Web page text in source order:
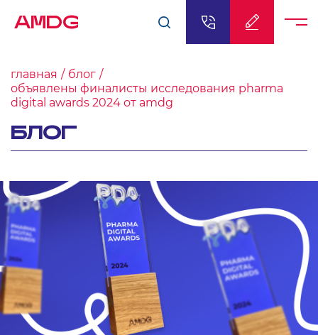
AMDG
главная
блог
объявлены финалисты исследования pharma
digital awards 2024 от amdg
БЛОГ